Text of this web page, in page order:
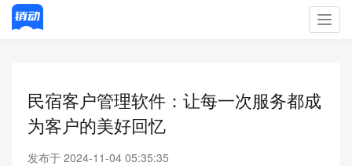
民宿客户管理软件：让每一次服务都成
为客户的美好回忆
发布于 2024-11-04 05:35:35